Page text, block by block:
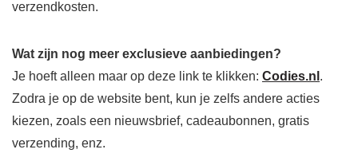
verzendkosten.
Wat zijn nog meer exclusieve aanbiedingen?
Je hoeft alleen maar op deze link te klikken: Codies.nl .
Zodra je op de website bent, kun je zelfs andere acties
kiezen, zoals een nieuwsbrief, cadeaubonnen, gratis
verzending, enz.